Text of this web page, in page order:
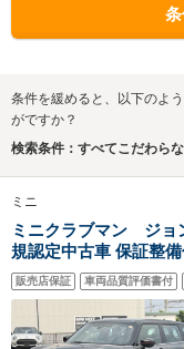
条件を緩めると、以下のよ
がですか？
検索条件：すべてこだわら
ミニ
ミニクラブマン ジョ
規認定中古車 保証整
メラ 衝突軽減ブレー
ー アクティブクルコ
販売店保証 車両品質評価書付